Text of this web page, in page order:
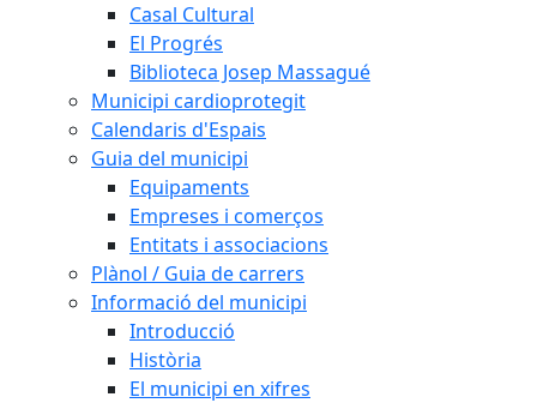
Casal Cultural
El Progrés
Biblioteca Josep Massagué
Municipi cardioprotegit
Calendaris d'Espais
Guia del municipi
Equipaments
Empreses i comerços
Entitats i associacions
Plànol / Guia de carrers
Informació del municipi
Introducció
Història
El municipi en xifres